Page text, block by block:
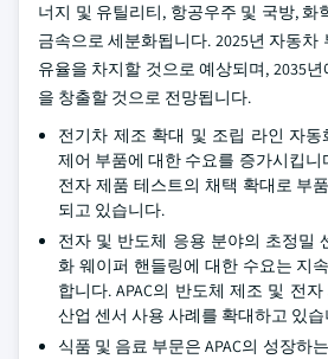
너지 및 유틸리티, 항공우주 및 국방, 화
금속으로 세분화됩니다. 2025년 자동차
유율을 차지할 것으로 예상되며, 2035
을 창출할 것으로 전망됩니다.
전기차 제조 확대 및 조립 라인 자
제어 부품에 대한 수요를 증가시킵니
전자 제품 테스트의 채택 확대로 부
되고 있습니다.
전자 및 반도체 응용 분야의 초정밀
화 웨이퍼 핸들링에 대한 수요는 지
합니다. APAC의 반도체 제조 및 전
산업 센서 사용 사례를 확대하고 있
식품 및 음료 부문은 APAC의 성장하